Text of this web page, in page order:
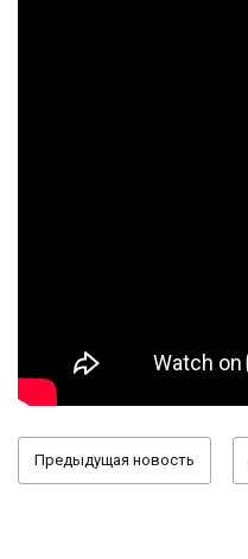
Предыдущая новость